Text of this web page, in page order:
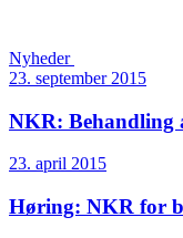
Nyheder
23. september 2015
NKR: Behandling
23. april 2015
Høring: NKR for